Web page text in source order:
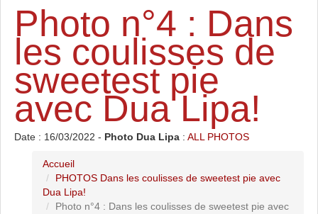
Photo n°4 : Dans
les coulisses de
sweetest pie
avec Dua Lipa!
Date : 16/03/2022 - Photo Dua Lipa : ALL PHOTOS
Accueil
PHOTOS Dans les coulisses de sweetest pie avec
Dua Lipa!
Photo n°4 : Dans les coulisses de sweetest pie avec